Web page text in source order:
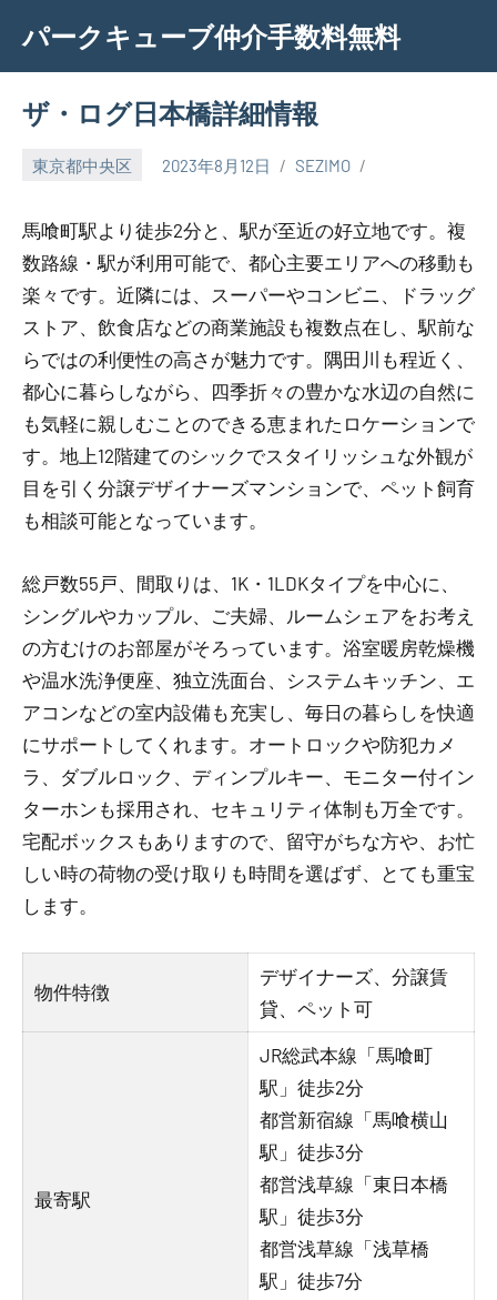
content
パークキューブ仲介手数料無料
ザ・ログ日本橋詳細情報
東京都中央区 2023年8月12日 SEZIMO
馬喰町駅より徒歩2分と、駅が至近の好立地です。複
数路線・駅が利用可能で、都心主要エリアへの移動も
楽々です。近隣には、スーパーやコンビニ、ドラッグ
ストア、飲食店などの商業施設も複数点在し、駅前な
らではの利便性の高さが魅力です。隅田川も程近く、
都心に暮らしながら、四季折々の豊かな水辺の自然に
も気軽に親しむことのできる恵まれたロケーションで
す。地上12階建てのシックでスタイリッシュな外観が
目を引く分譲デザイナーズマンションで、ペット飼育
も相談可能となっています。
総戸数55戸、間取りは、1K・1LDKタイプを中心に、
シングルやカップル、ご夫婦、ルームシェアをお考え
の方むけのお部屋がそろっています。浴室暖房乾燥機
や温水洗浄便座、独立洗面台、システムキッチン、エ
アコンなどの室内設備も充実し、毎日の暮らしを快適
にサポートしてくれます。オートロックや防犯カメ
ラ、ダブルロック、ディンプルキー、モニター付イン
ターホンも採用され、セキュリティ体制も万全です。
宅配ボックスもありますので、留守がちな方や、お忙
しい時の荷物の受け取りも時間を選ばず、とても重宝
します。
物件特徴
デザイナーズ、分譲賃
貸、ペット可
最寄駅
JR総武本線「馬喰町
駅」徒歩2分
都営新宿線「馬喰横山
駅」徒歩3分
都営浅草線「東日本橋
駅」徒歩3分
都営浅草線「浅草橋
駅」徒歩7分